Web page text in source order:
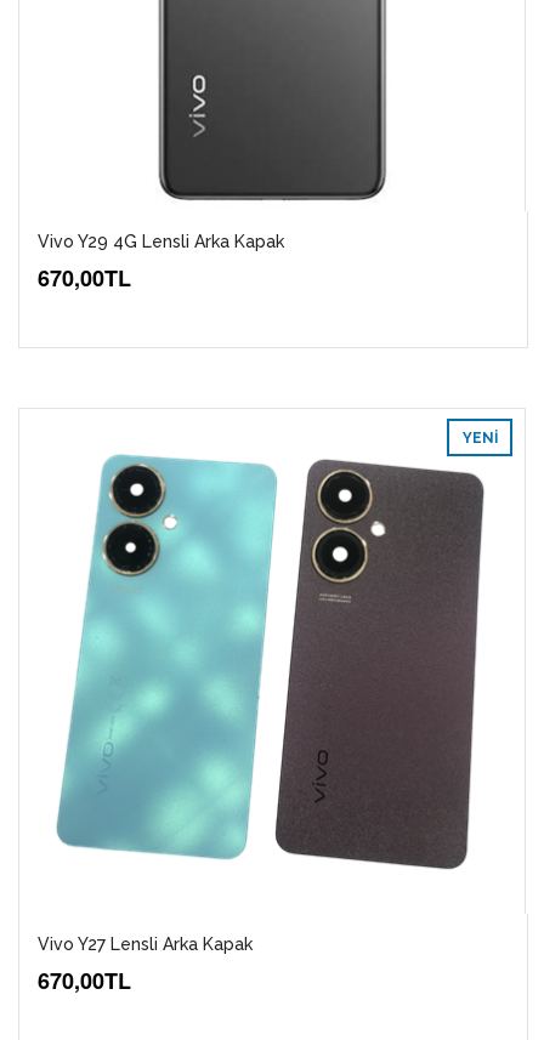
Vivo Y29 4G Lensli Arka Kapak
670,00TL
YENI
Vivo Y27 Lensli Arka Kapak
670,00TL